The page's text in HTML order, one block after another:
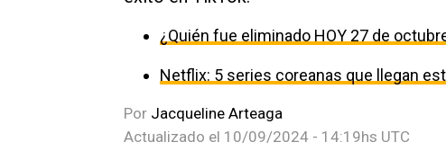
¿Quién fue eliminado HOY 27 de
Netflix: 5 series coreanas que llegan
Por Jacqueline Arteaga
Actualizado el 10/09/2024 - 14:19hs UTC